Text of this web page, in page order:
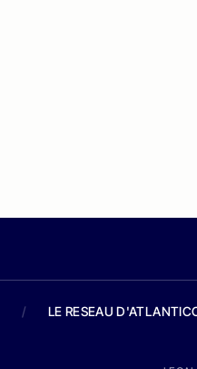
/ LE RESEAU